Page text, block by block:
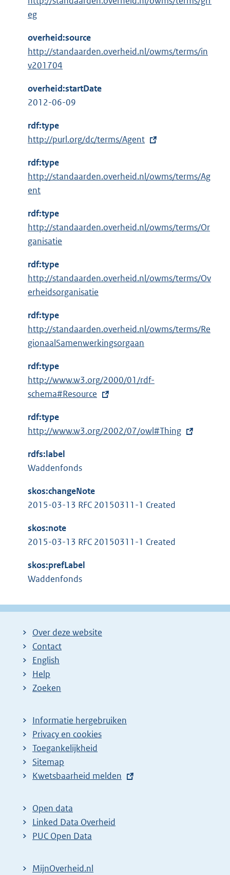
eg
overheid:source
http://standaarden.overheid.nl/owms/terms/in
v201704
overheid:startDate
2012-06-09
rdf:type
E
t
e
r
e
n
k
:
http://purl.org/dc/terms/Agent
rdf:type
http://standaarden.overheid.nl/owms/terms/Ag
ent
rdf:type
http://standaarden.overheid.nl/owms/terms/Or
ganisatie
rdf:type
http://standaarden.overheid.nl/owms/terms/Ov
erheidsorganisatie
rdf:type
http://standaarden.overheid.nl/owms/terms/Re
gionaalSamenwerkingsorgaan
rdf:type
E
x
e
r
e
i
n
:
http://www.w3.org/2000/01/rdf-
schema#Resource
rdf:type
E
t
e
n
l
i
k
:
http://www.w3.org/2002/07/owl#Thing
rdfs:label
Waddenfonds
skos:changeNote
2015-03-13 RFC 20150311-1 Created
skos:note
2015-03-13 RFC 20150311-1 Created
skos:prefLabel
Waddenfonds
Over deze website
Contact
English
Help
Zoeken
Informatie hergebruiken
Privacy en cookies
Toegankelijkheid
Sitemap
E
t
e
r
l
Kwetsbaarheid melden
Open data
Linked Data Overheid
PUC Open Data
MijnOverheid.nl